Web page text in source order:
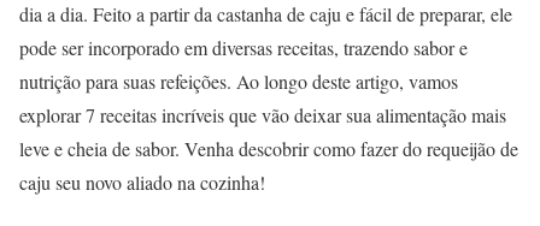
dia a dia. Feito a partir da castanha de caju e fácil de preparar, ele
pode ser incorporado em diversas receitas, trazendo sabor e
nutrição para suas refeições. Ao longo deste artigo, vamos
explorar 7 receitas incríveis que vão deixar sua alimentação mais
leve e cheia de sabor. Venha descobrir como fazer do requeijão de
caju seu novo aliado na cozinha!